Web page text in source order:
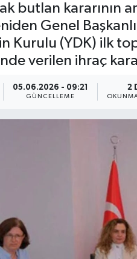
butlan kararının
Genel
Kurulu (YDK) ilk
verilen ihraç
05.06.2026 - 09:21
GÜNCELLEME
2
Fikstür